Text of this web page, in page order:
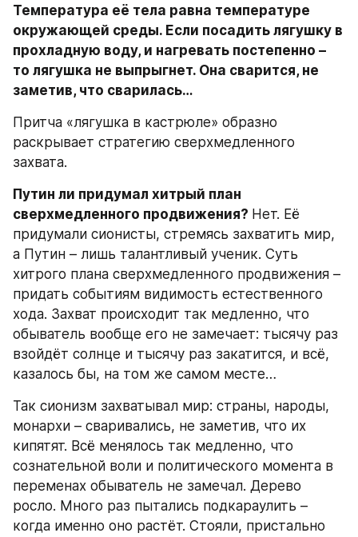
Температура её тела равна температуре
окружающей среды. Если посадить лягушку в
прохладную воду, и нагревать постепенно –
то лягушка не выпрыгнет. Она сварится, не
заметив, что сварилась…
Притча «лягушка в кастрюле» образно
раскрывает стратегию сверхмедленного
захвата.
Путин ли придумал хитрый план
сверхмедленного продвижения? Нет. Её
придумали сионисты, стремясь захватить мир,
а Путин – лишь талантливый ученик. Суть
хитрого плана сверхмедленного продвижения –
придать событиям видимость естественного
хода. Захват происходит так медленно, что
обыватель вообще его не замечает: тысячу раз
взойдёт солнце и тысячу раз закатится, и всё,
казалось бы, на том же самом месте…
Так сионизм захватывал мир: страны, народы,
монархи – сваривались, не заметив, что их
кипятят. Всё менялось так медленно, что
сознательной воли и политического момента в
переменах обыватель не замечал. Дерево
росло. Много раз пытались подкараулить –
когда именно оно растёт. Стояли, пристально